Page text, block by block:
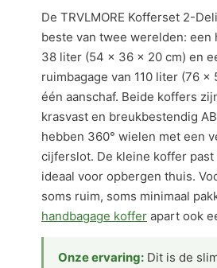
De TRVLMORE Kofferset 2-
beste van twee werelden: een
38 liter (54 × 36 × 20 cm) en
ruimbagage van 110 liter (76 ×
één aanschaf. Beide koffers
krasvast en breukbestendig
hebben 360° wielen met een
cijferslot. De kleine koffer
ideaal voor opbergen thuis.
soms ruim, soms minimaal
handbagage koffer apart ook
Onze ervaring: Dit is de